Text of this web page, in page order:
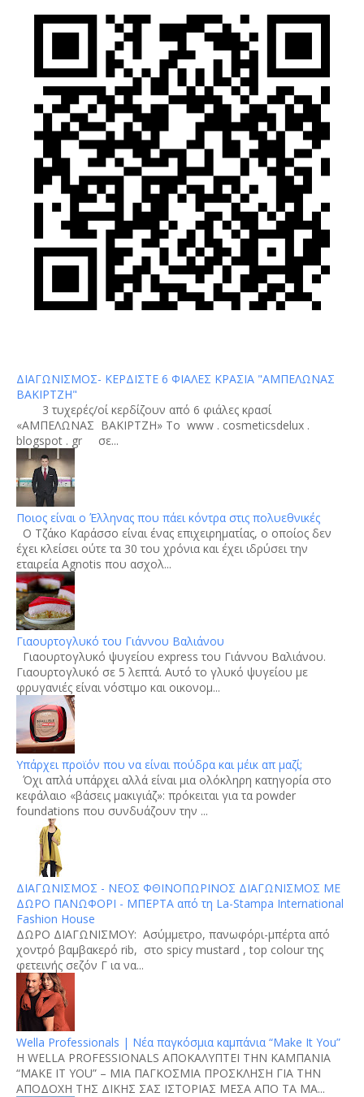
ΔΙΑΓΩΝΙΣΜΟΣ- ΚΕΡΔΙΣΤΕ 6 ΦΙΑΛΕΣ ΚΡΑΣΙΑ "ΑΜΠΕΛΩΝΑΣ
ΒΑΚΙΡΤΖΗ"
3 τυχερές/οί κερδίζουν από 6 φιάλες κρασί
«ΑΜΠΕΛΩΝΑΣ ΒΑΚΙΡΤΖΗ» To www . cosmeticsdelux .
blogspot . gr σε...
Ποιος είναι ο Έλληνας που πάει κόντρα στις πολυεθνικές
Ο Τζάκο Καράσσο είναι ένας επιχειρηματίας, ο οποίος δεν
έχει κλείσει ούτε τα 30 του χρόνια και έχει ιδρύσει την
εταιρεία Agnotis που ασχολ...
Γιαουρτογλυκό του Γιάννου Βαλιάνου
Γιαουρτογλυκό ψυγείου express του Γιάννου Βαλιάνου.
Γιαουρτογλυκό σε 5 λεπτά. Αυτό το γλυκό ψυγείου με
φρυγανιές είναι νόστιμο και οικονομ...
Υπάρχει προϊόν που να είναι πούδρα και μέικ απ μαζί;
Όχι απλά υπάρχει αλλά είναι μια ολόκληρη κατηγορία στο
κεφάλαιο «βάσεις μακιγιάζ»: πρόκειται για τα powder
foundations που συνδυάζουν την ...
ΔΙΑΓΩΝΙΣΜΟΣ - ΝΕΟΣ ΦΘΙΝΟΠΩΡΙΝΟΣ ΔΙΑΓΩΝΙΣΜΟΣ ΜΕ
ΔΩΡΟ ΠΑΝΩΦΟΡΙ - ΜΠΕΡΤΑ από τη La-Stampa International
Fashion House
ΔΩΡΟ ΔΙΑΓΩΝΙΣΜΟΥ: Aσύμμετρο, πανωφόρι-μπέρτα από
χοντρό βαμβακερό rib, στο spicy mustard , top colour της
φετεινής σεζόν Γ ια να...
Wella Professionals | Νέα παγκόσμια καμπάνια “Make It You”
H WELLA PROFESSIONALS ΑΠΟΚΑΛΥΠΤΕΙ ΤΗΝ ΚΑΜΠΑΝΙΑ
“MAKE IT YOU” – ΜΙΑ ΠΑΓΚΟΣΜΙΑ ΠΡΟΣΚΛΗΣΗ ΓΙΑ ΤΗΝ
ΑΠΟΔΟΧΗ ΤΗΣ ΔΙΚΗΣ ΣΑΣ ΙΣΤΟΡΙΑΣ ΜΕΣΑ ΑΠΟ ΤΑ ΜΑ...